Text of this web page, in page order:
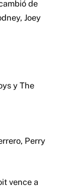
de
Joey
y The
Perry
vence a